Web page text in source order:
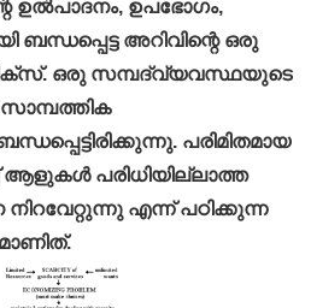
ഉൽപാദനം, ഉപഭോഗം,
ബന്ധപ്പെട്ട അറിവിന്റെ ഒരു
ഒരു സമ്പദ്‌വ്യവസ്ഥയുടെ
പരിമിതമായ
ആളുകൾ പരിധിയില്ലാത്ത
എന്ന് പഠിക്കുന്ന